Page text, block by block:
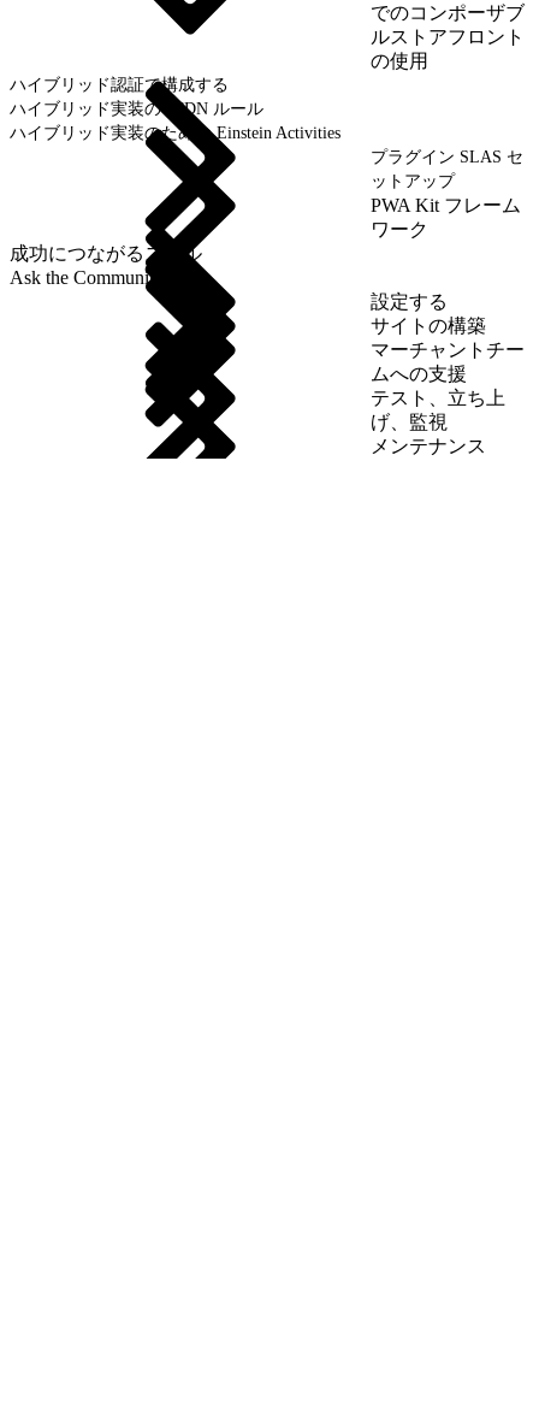
でのコンポーザブ
ルストアフロント
の使用
ハイブリッド認証で構成する
ハイブリッド実装の eCDN ルール
ハイブリッド実装のための Einstein Activities
プラグイン SLAS セ
ットアップ
PWA Kit フレーム
ワーク
成功につながるスキル
Ask the Community
設定する
サイトの構築
マーチャントチー
ムへの支援
テスト、立ち上
げ、監視
メンテナンス